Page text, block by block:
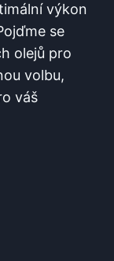
výkon
se
olejů pro
volbu,
váš